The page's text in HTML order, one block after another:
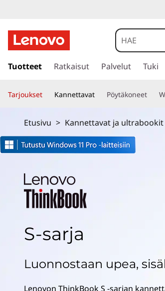
h
n
k
o
o
i
r
ä
s
Tuotteet Ratkaisut Palvelut Tuki
Tarjoukset Kannettavat Pöytäkoneet
Etusivu > Kannettavat ja ultrabookit
S-sarja
Luonnostaan upea,
Lenovon ThinkBook S -sarjan